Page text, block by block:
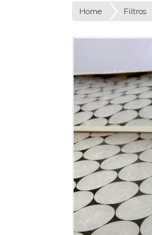
Home Filtros